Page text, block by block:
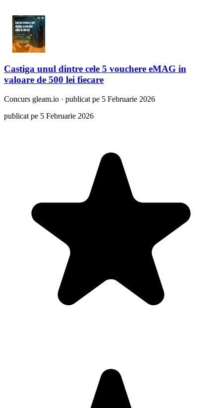
Castiga unul dintre cele 5 vouchere eMAG in
valoare de 500 lei fiecare
Concurs gleam.io · publicat pe 5 Februarie 2026
publicat pe 5 Februarie 2026